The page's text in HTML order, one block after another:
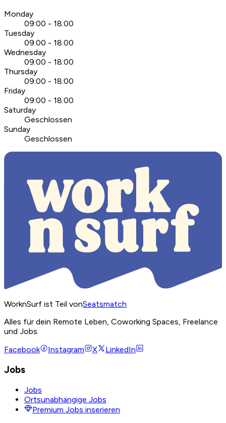
Monday
09:00 - 18:00
Tuesday
09:00 - 18:00
Wednesday
09:00 - 18:00
Thursday
09:00 - 18:00
Friday
09:00 - 18:00
Saturday
Geschlossen
Sunday
Geschlossen
WorknSurf ist Teil vonSeatsmatch
Alles für dein Remote Leben, Coworking Spaces, Freelance
und Jobs.
Facebook
Instagram X LinkedIn
Jobs
Jobs
Ortsunabhängige Jobs
Premium Jobs inserieren